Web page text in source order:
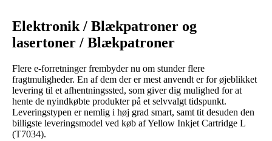
Elektronik / Blækpatroner og
lasertoner / Blækpatroner
Flere e-forretninger frembyder nu om stunder flere
fragtmuligheder. En af dem der er mest anvendt er for øjeblikket
levering til et afhentningssted, som giver dig mulighed for at
hente de nyindkøbte produkter på et selvvalgt tidspunkt.
Leveringstypen er nemlig i høj grad smart, samt tit desuden den
billigste leveringsmodel ved køb af Yellow Inkjet Cartridge L
(T7034).